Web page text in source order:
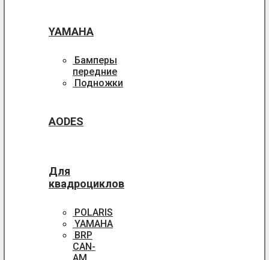
YAMAHA
Бамперы
передние
Подножки
AODES
Для
квадроциклов
POLARIS
YAMAHA
BRP
CAN-